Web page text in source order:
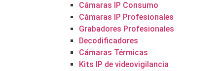
Cámaras IP Consumo
Cámaras IP Profesionales
Grabadores Profesionales
Decodificadores
Cámaras Térmicas
Kits IP de videovigilancia